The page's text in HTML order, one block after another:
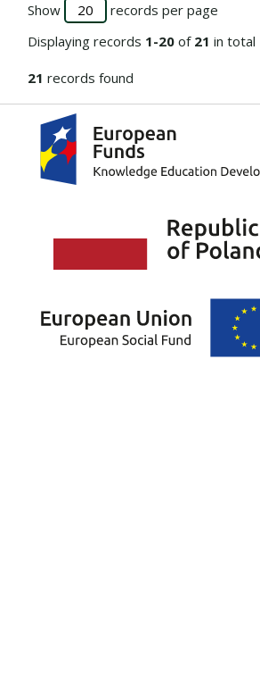
Show
records per page
Displaying records 1-20 of 21 in total
21 records found